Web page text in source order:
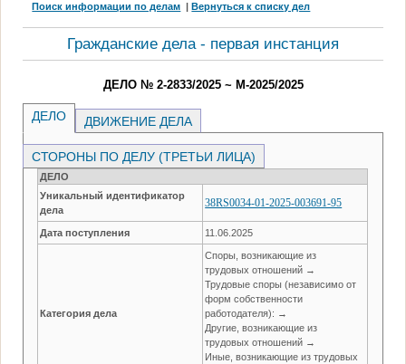
Поиск информации по делам |Вернуться к списку дел
Гражданские дела - первая инстанция
ДЕЛО № 2-2833/2025 ~ М-2025/2025
ДЕЛО ДВИЖЕНИЕ ДЕЛА
СТОРОНЫ ПО ДЕЛУ (ТРЕТЬИ ЛИЦА)
ДЕЛО
Уникальный идентификатор
дела
38RS0034-01-2025-003691-95
Дата поступления 11.06.2025
Категория дела
Споры, возникающие из
трудовых отношений →
Трудовые споры (независимо от
форм собственности
работодателя): →
Другие, возникающие из
трудовых отношений →
Иные, возникающие из трудовых